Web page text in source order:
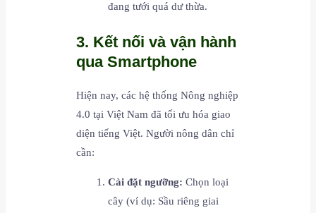
đang tưới quá dư thừa.
3. Kết nối và vận hành
qua Smartphone
Hiện nay, các hệ thống Nông nghiệp
4.0 tại Việt Nam đã tối ưu hóa giao
diện tiếng Việt. Người nông dân chỉ
cần:
Cài đặt ngưỡng: Chọn loại
cây (ví dụ: Sầu riêng giai